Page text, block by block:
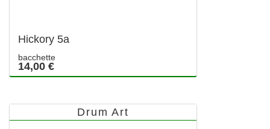
Hickory 5a
bacchette
14,00 €
Drum Art